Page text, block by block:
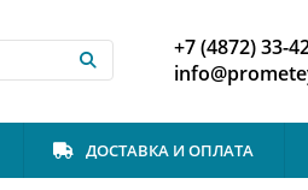
+7 (4872) 33-
ДОСТАВКА И ОПЛАТА